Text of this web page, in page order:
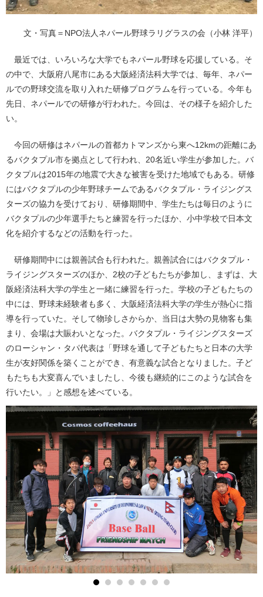
文・写真＝NPO法人ネパール野球ラリグラスの会（小林 洋平）
最近では、いろいろな大学でもネパール野球を応援している。そ
の中で、大阪府八尾市にある大阪経済法科大学では、毎年、ネパー
ルでの野球交流を取り入れた研修プログラムを行っている。今年も
先日、ネパールでの研修が行われた。今回は、その様子を紹介した
い。
今回の研修はネパールの首都カトマンズから東へ12kmの距離にあ
るバクタプル市を拠点として行われ、20名近い学生が参加した。バ
クタプルは2015年の地震で大きな被害を受けた地域でもある。研修
にはバクタプルの少年野球チームであるバクタプル・ライジングス
ターズの協力を受けており、研修期間中、学生たちは毎日のように
バクタプルの少年選手たちと練習を行ったほか、小中学校で日本文
化を紹介するなどの活動を行った。
研修期間中には親善試合も行われた。親善試合にはバクタプル・
ライジングスターズのほか、2校の子どもたちが参加し、まずは、大
阪経済法科大学の学生と一緒に練習を行った。学校の子どもたちの
中には、野球未経験者も多く、大阪経済法科大学の学生が熱心に指
導を行っていた。そして物珍しさからか、当日は大勢の見物客も集
まり、会場は大賑わいとなった。バクタプル・ライジングスターズ
のローシャン・タパ代表は「野球を通して子どもたちと日本の大学
生が友好関係を築くことができ、有意義な試合となりました。子ど
もたちも大変喜んでいましたし、今後も継続的にこのような試合を
行いたい。」と感想を述べている。